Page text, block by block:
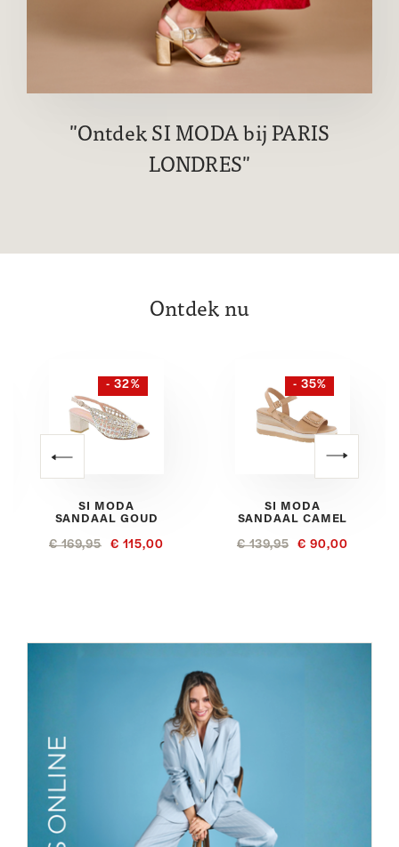
Ontdek SI MODA bij PARIS
LONDRES
Ontdek nu
- 32%
SI MODA
SANDAAL GOUD
€ 169,95 € 115,00
- 35%
SI MODA
SANDAAL CAMEL
€ 139,95 € 90,00